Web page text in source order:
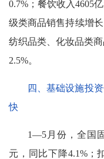
0.7%；餐饮收入4605
级类商品销售持续增
纺织品类、化妆品类商
2.5%。
四、基础设施投
快
1—5月份，全国
元，同比下降4.1%；